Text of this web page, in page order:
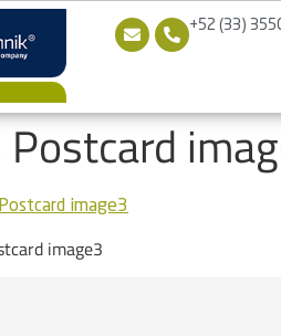
+52 (33)
Postcard
image3